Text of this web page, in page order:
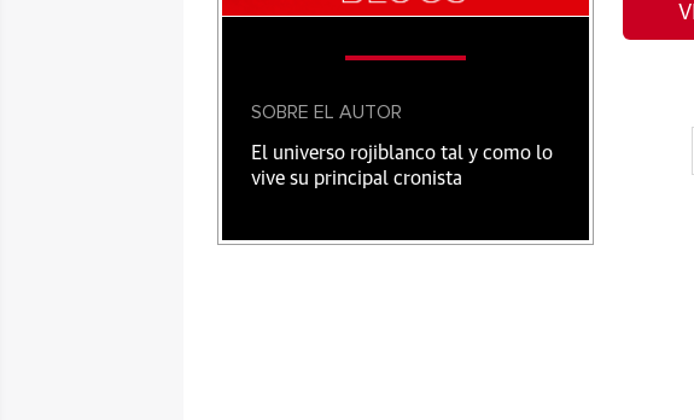
SOBRE EL AUTOR
El universo rojiblanco tal y como lo
vive su principal cronista